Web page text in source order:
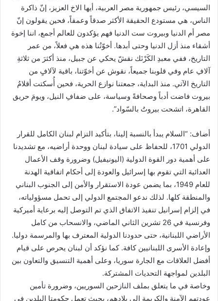
السيسي، رئيس جمهورية مصر العربية، ‏أيها الاخ العزيز، ‏إنّ ذاكرة
الناس، هي مستودع الحقيقة الأكثر صدقاً وعمقاً، ‏فحين يقولون إنّ
مصر أم الدنيا وبيروت ست الدنيا ‏فهم يؤكدون للعالم أجمع، اننا إخوة
أشقاء منذ أزل الدنيا وحتى أبدها. أخوّتُنا هذه هي فعلاً، من عمر
التاريخ، ‏ففي معبدِ الكَرْنَك نقشّ يحكي عن جبيل، منذ أكثرَ من ثلاثةِ
آلافِ عام ‏وفي قلوبنا جميعاً، نقوش عن أخوّتنا، باقية لآلافٍ من
التاريخ الآتي. منذ البداية، جمعتنا نوازع الحرية، ‏فحين أُسكتت أقلامُ
بيروت ‏فاضت أدباً وصحافةً وسياسة، على ضفافِ النيل، ‏ويومَ حريق
القاهرة، اتشحت بيروتُ بالسّواد”.
أضاف: “السلام يبدأ بالنسبة إلينا، بتأكيد التزام لبنان الكامل للقرار
الدولي 1701، للحفاظ على سيادة لبنان ووحدة أراضيه، ‏مع تشديدنا
على أهمية دور القوة الدولية (اليونيفيل) ‏وضرورة وقف الأعمال
العدائية التي تقوم بها إسرائيل والعودة إلى أحكام اتفاقية الهدنة
للعام 1949، ‏بما يضمن عودة الاستقرار والأمن إلى الجنوب البناني
والمنطقة كلها. ‏لذلك ندعو المجتمع الدولي إلى تحمل مسؤولياته،
‏في إلزام إسرانيل تنفيذ الاتفاق الذي تم التوصل إليه برعاية أميركية
وفرنسية في 26 تشرين الثاني الماضي، ‏والانسحاب من كامل
الأراضي اللبنانية، حتى حدودنا الدولية المعترف بها والمرسمة دوليا.
وإعادة الأسرى اللبنانيين كافة. ‏كما نؤكد أن لبنان يحرص على قيام
أفضل العلاقات مع الجارة سوريا، وعلى أهمية التنسيق والتعاون بين
البلدين لمواجهة التحديات المشتركة.
‏وخاصة في ما يتعلق بملف النازحين السوريين، وضرورة تأمين
عودتهم الآمنة والكريمة إلى بلادهم، ‏بحيث تعمل حكومتا البلدين في